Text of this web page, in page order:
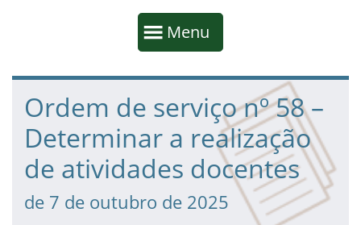
Mostrar
Menu
Fim da navegação
Início do conteúdo
Ordem de serviço nº 58 –
Determinar a realização
de atividades docentes
de 7 de outubro de 2025